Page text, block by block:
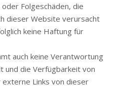
Folgeschäden, die
dieser Website verursacht
keine Haftung für
auch keine Verantwortung
und die Verfügbarkeit von
Links von dieser